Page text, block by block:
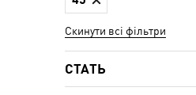
Скинути всі фільтри
СТАТЬ